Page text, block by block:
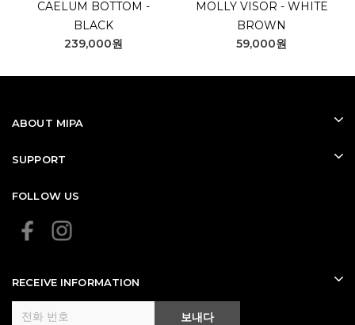
CAELUM BOTTOM -
BLACK
239,000원
MOLLY VISOR - WHITE
BROWN
59,000원
ABOUT MIPA
SUPPORT
FOLLOW US
RECEIVE INFORMATION
보내다